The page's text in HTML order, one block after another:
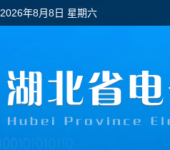
2026年8月8日 星期六